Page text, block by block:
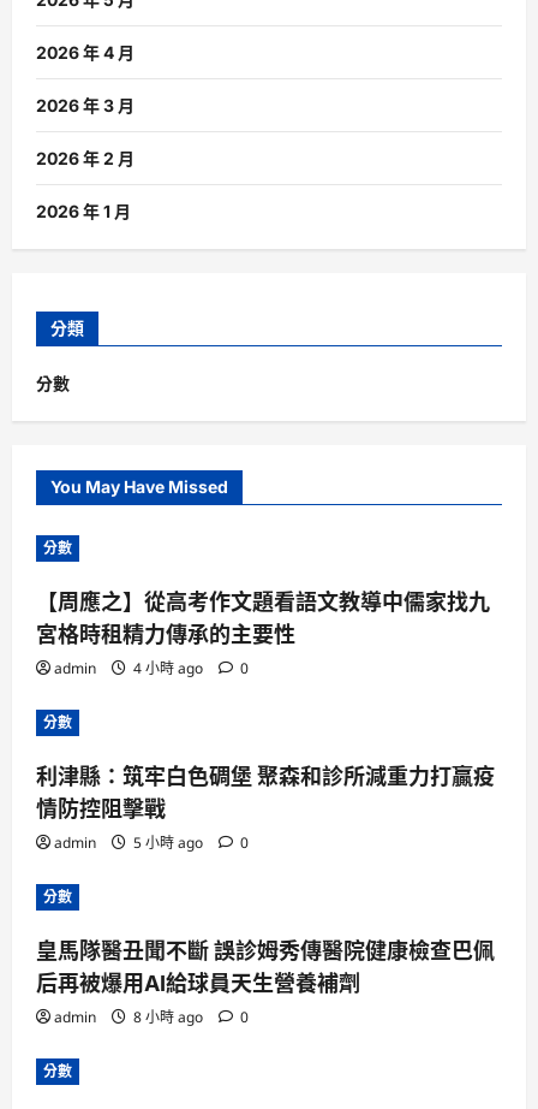
2026 年 4 月
2026 年 3 月
2026 年 2 月
2026 年 1 月
分類
分數
You May Have Missed
分數
【周應之】從高考作文題看語文教導中儒家找九
宮格時租精力傳承的主要性
admin 4 小時 ago 0
分數
利津縣：筑牢白色碉堡 聚森和診所減重力打贏疫
情防控阻擊戰
admin 5 小時 ago 0
分數
皇馬隊醫丑聞不斷 誤診姆秀傳醫院健康檢查巴佩
后再被爆用AI給球員天生營養補劑
admin 8 小時 ago 0
分數